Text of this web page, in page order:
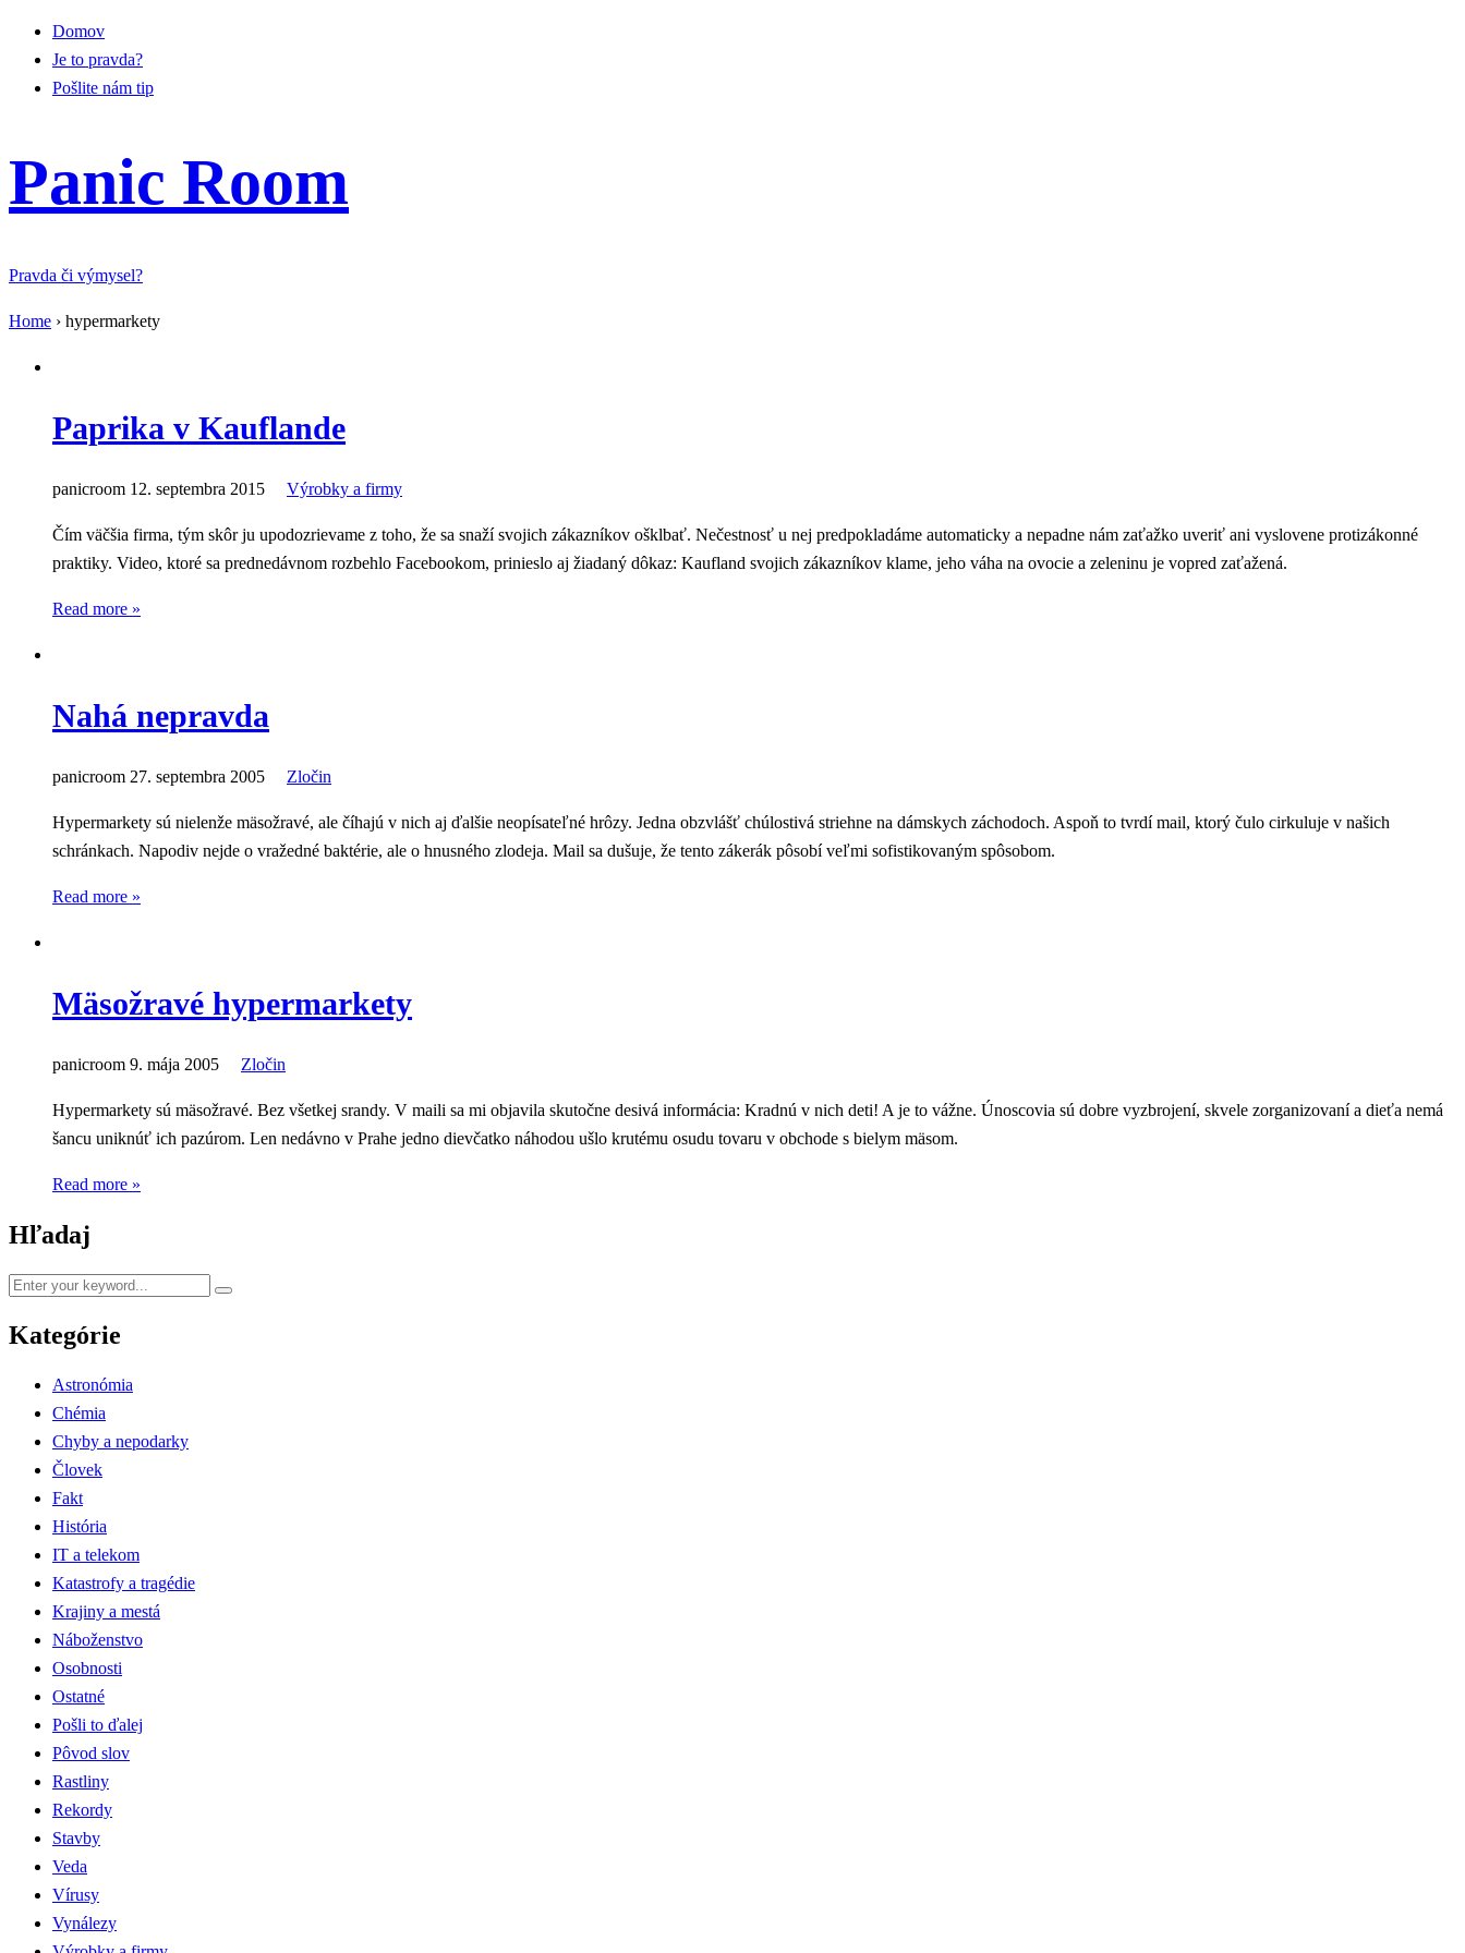
Domov
Je to pravda?
Pošlite nám tip
Panic Room
Pravda či výmysel?
Home › hypermarkety
Paprika v Kauflande
panicroom 12. septembra 2015 Výrobky a firmy
Čím väčšia firma, tým skôr ju upodozrievame z toho, že sa snaží svojich zákazníkov ošklbať. Nečestnosť u nej predpokladáme automaticky a nepadne nám zaťažko uveriť ani vyslovene protizákonné
praktiky. Video, ktoré sa prednedávnom rozbehlo Facebookom, prinieslo aj žiadaný dôkaz: Kaufland svojich zákazníkov klame, jeho váha na ovocie a zeleninu je vopred zaťažená.
Read more »
Nahá nepravda
panicroom 27. septembra 2005 Zločin
Hypermarkety sú nielenže mäsožravé, ale číhajú v nich aj ďalšie neopísateľné hrôzy. Jedna obzvlášť chúlostivá striehne na dámskych záchodoch. Aspoň to tvrdí mail, ktorý čulo cirkuluje v našich
schránkach. Napodiv nejde o vražedné baktérie, ale o hnusného zlodeja. Mail sa dušuje, že tento zákerák pôsobí veľmi sofistikovaným spôsobom.
Read more »
Mäsožravé hypermarkety
panicroom 9. mája 2005 Zločin
Hypermarkety sú mäsožravé. Bez všetkej srandy. V maili sa mi objavila skutočne desivá informácia: Kradnú v nich deti! A je to vážne. Únoscovia sú dobre vyzbrojení, skvele zorganizovaní a dieťa nemá
šancu uniknúť ich pazúrom. Len nedávno v Prahe jedno dievčatko náhodou ušlo krutému osudu tovaru v obchode s bielym mäsom.
Read more »
Hľadaj
Kategórie
Astronómia
Chémia
Chyby a nepodarky
Človek
Fakt
História
IT a telekom
Katastrofy a tragédie
Krajiny a mestá
Náboženstvo
Osobnosti
Ostatné
Pošli to ďalej
Pôvod slov
Rastliny
Rekordy
Stavby
Veda
Vírusy
Vynálezy